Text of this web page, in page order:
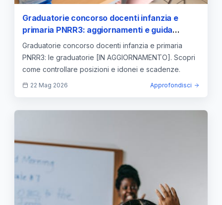
Graduatorie concorso docenti infanzia e
primaria PNRR3: aggiornamenti e guida
pratica
Graduatorie concorso docenti infanzia e primaria
PNRR3: le graduatorie [IN AGGIORNAMENTO]. Scopri
come controllare posizioni e idonei e scadenze.
22 Mag 2026 Approfondisci